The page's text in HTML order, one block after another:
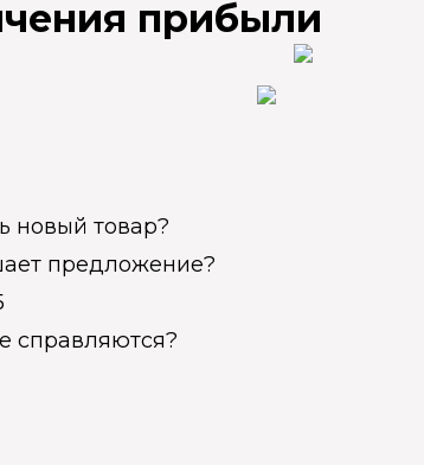
прибыли
новый товар?
предложение?
справляются?